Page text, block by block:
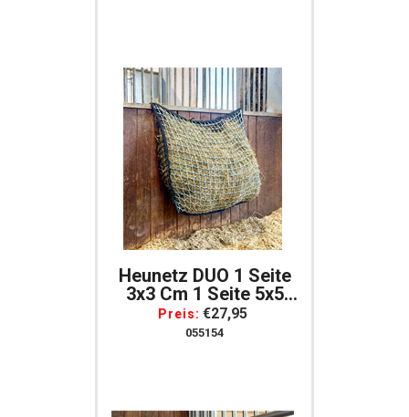
Heunetz DUO 1 Seite
3x3 Cm 1 Seite 5x5
Cm
Preis: €27,95
055154